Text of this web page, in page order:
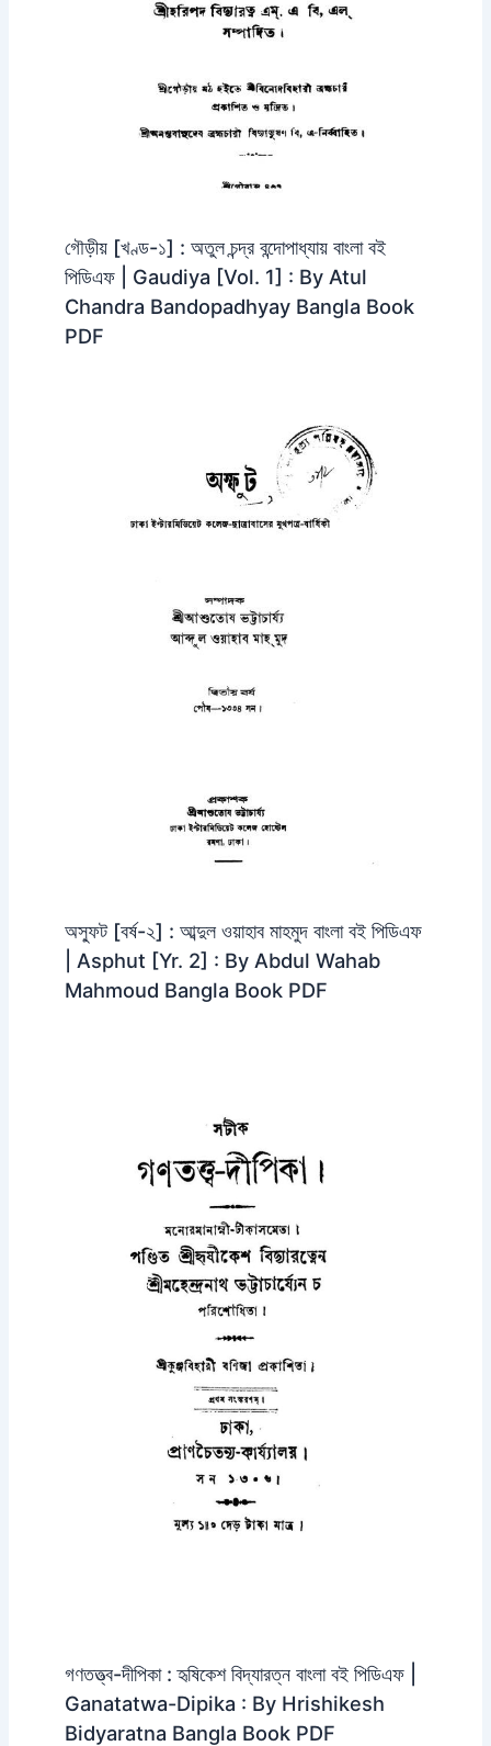
গৌড়ীয় [খণ্ড-১] : অতুল চন্দ্র বন্দোপাধ্যায় বাংলা বই
পিডিএফ | Gaudiya [Vol. 1] : By Atul
Chandra Bandopadhyay Bangla Book
PDF
অস্ফুট [বর্ষ-২] : আব্দুল ওয়াহাব মাহমুদ বাংলা বই পিডিএফ
| Asphut [Yr. 2] : By Abdul Wahab
Mahmoud Bangla Book PDF
গণতত্ত্ব-দীপিকা : হৃষিকেশ বিদ্যারত্ন বাংলা বই পিডিএফ |
Ganatatwa-Dipika : By Hrishikesh
Bidyaratna Bangla Book PDF